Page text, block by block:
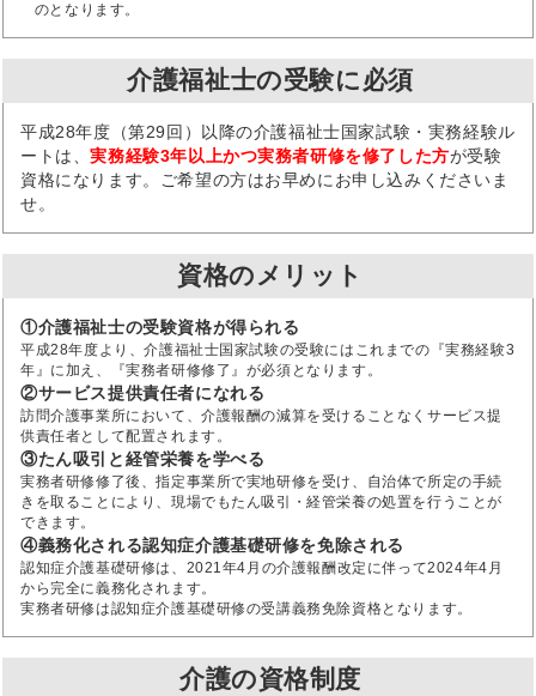
のとなります。
介護福祉士の受験に必須
平成28年度（第29回）以降の介護福祉士国家試験・実務経験ル
ートは、実務経験3年以上かつ実務者研修を修了した方が受験
資格になります。ご希望の方はお早めにお申し込みくださいま
せ。
資格のメリット
①介護福祉士の受験資格が得られる
平成28年度より、介護福祉士国家試験の受験にはこれまでの『実務経験3
年』に加え、『実務者研修修了』が必須となります。
②サービス提供責任者になれる
訪問介護事業所において、介護報酬の減算を受けることなくサービス提
供責任者として配置されます。
③たん吸引と経管栄養を学べる
実務者研修修了後、指定事業所で実地研修を受け、自治体で所定の手続
きを取ることにより、現場でもたん吸引・経管栄養の処置を行うことが
できます。
④義務化される認知症介護基礎研修を免除される
認知症介護基礎研修は、2021年4月の介護報酬改定に伴って2024年4月
から完全に義務化されます。
実務者研修は認知症介護基礎研修の受講義務免除資格となります。
介護の資格制度